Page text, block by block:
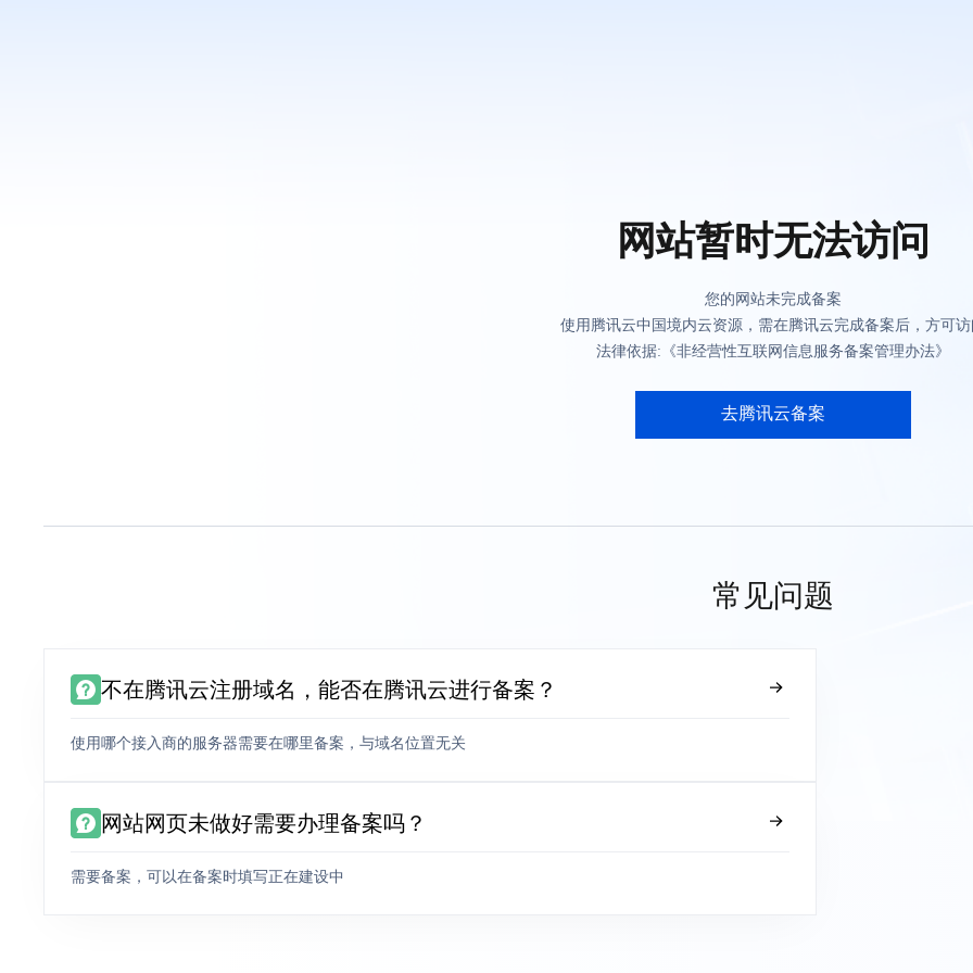
网站暂时无法访问
您的网站未完成备案
使用腾讯云中国境内云资源，需在腾讯云完成备案后，方可
法律依据:《非经营性互联网信息服务备案管理办法》
去腾讯云备案
常见问题
不在腾讯云注册域名，能否在腾讯云进行备案？
使用哪个接入商的服务器需要在哪里备案，与域名位置无关
网站网页未做好需要办理备案吗？
需要备案，可以在备案时填写正在建设中